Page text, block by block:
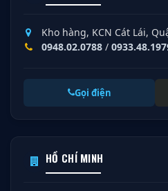
Kho hàng, KCN Cát Lái,
0948.02.0788 /
Gọi điện
HỒ CHÍ MINH